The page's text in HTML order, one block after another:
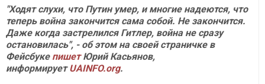
"Ходят слухи, что Путин умер, и многие надеются, что
теперь война закончится сама собой. Не закончится.
Даже когда застрелился Гитлер, война не сразу
остановилась", - об этом на своей страничке в
Фейсбуке пишетЮрий Касьянов,
информируетUAINFO.org.